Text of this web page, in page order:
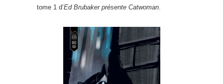
tome 1 d’Ed Brubaker présente Catwoman.